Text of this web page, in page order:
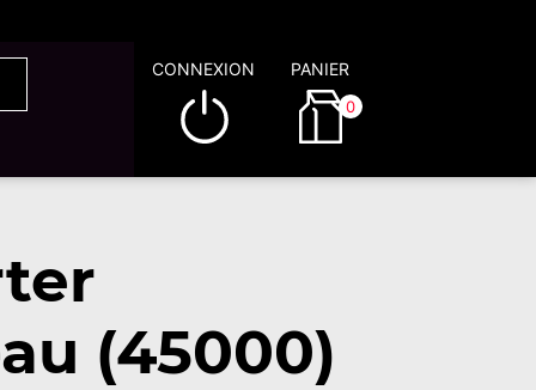
CONNEXION PANIER
0
(45000)